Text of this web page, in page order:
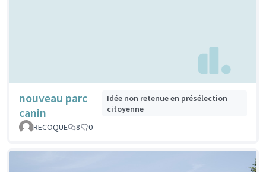
nouveau parc
canin
Idée non retenue en présélection
citoyenne
RECOQUE
8 0